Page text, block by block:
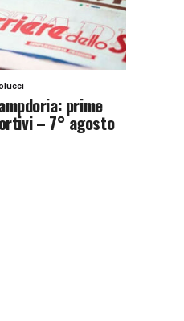
prime
– 7° agosto